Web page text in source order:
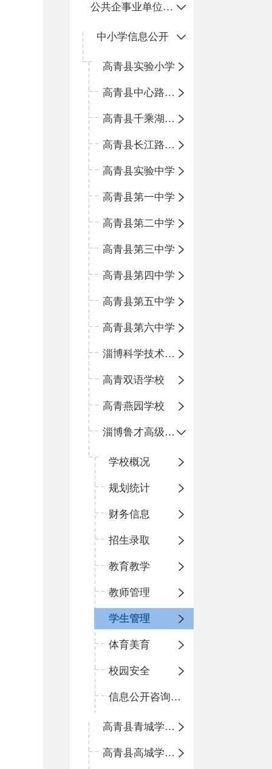
公共企事业单位信息公开
中小学信息公开
高青县实验小学
高青县中心路小学
高青县千乘湖小学
高青县长江路小学
高青县实验中学
高青县第一中学
高青县第二中学
高青县第三中学
高青县第四中学
高青县第五中学
高青县第六中学
淄博科学技术学校
高青双语学校
高青燕园学校
淄博鲁才高级中学
学校概况
规划统计
财务信息
招生录取
教育教学
教师管理
学生管理
体育美育
校园安全
信息公开咨询指南
高青县青城学区中心小学
高青县高城学区中心小学